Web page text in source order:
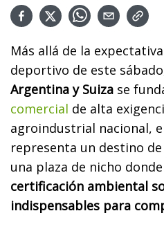
Más allá de la
deportivo de este
Argentina y Suiza se
comercial de alta
agroindustrial nacional,
representa un destino
una plaza de nicho donde
certificación ambiental
indispensables para